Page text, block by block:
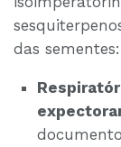
das sementes: